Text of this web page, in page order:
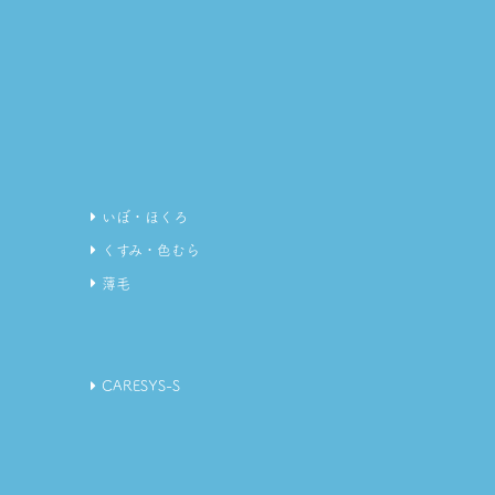
いぼ・ほくろ
くすみ・色むら
薄毛
CARESYS-S